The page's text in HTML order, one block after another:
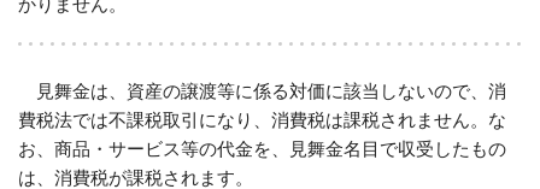
見舞金は、資産の譲渡等に係る対価に該当しないので、消
費税法では不課税取引になり、消費税は課税されません。な
お、商品・サービス等の代金を、見舞金名目で収受したもの
は、消費税が課税されます。